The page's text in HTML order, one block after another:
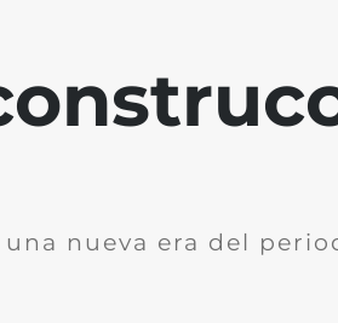
nueva era del